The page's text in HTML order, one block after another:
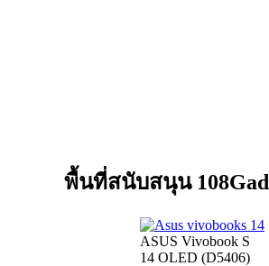
พื้นที่สนับสนุน
ASUS Vivobook S
14 OLED (D5406)